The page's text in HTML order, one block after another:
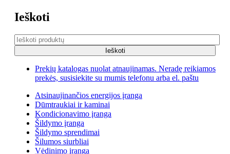
Ieškoti
Prekių katalogas nuolat atnaujinamas. Neradę reikiamos
prekės, susisiekite su mumis telefonu arba el. paštu
Atsinaujinančios energijos įranga
Dūmtraukiai ir kaminai
Kondicionavimo įranga
Šildymo įranga
Šildymo sprendimai
Šilumos siurbliai
Vėdinimo įranga